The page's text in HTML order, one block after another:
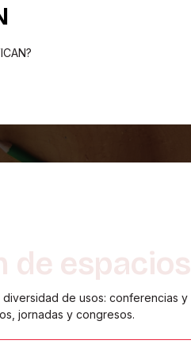
de espacios
de usos: conferencias y
jornadas y congresos.